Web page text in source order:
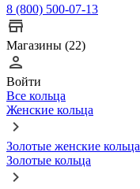
8 (800) 500-07-13
Магазины (22)
Войти
Все кольца
Женские кольца
Золотые женские кольца
Золотые кольца